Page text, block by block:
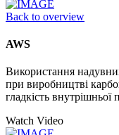
Back to overview
AWS
Використання
при виробництві
гладкість внутрішньої
Watch Video